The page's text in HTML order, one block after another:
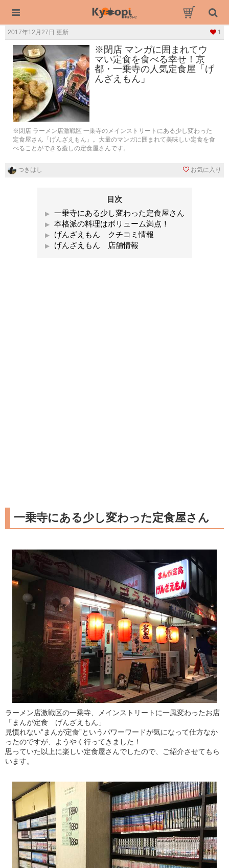
2017年12月27日 更新 1
※閉店 マンガに囲まれてウ
マい定食を食べる幸せ！京
都・一乗寺の人気定食屋「げ
んざえもん」
※閉店 ラーメン店激戦区 一乗寺のメインストリートにある少し変わった
定食屋さん「げんざえもん」。大量のマンガに囲まれて美味しい定食を食
べることができる癒しの定食屋さんです。
つきはし お気に入り
目次
一乗寺にある少し変わった定食屋さん
本格派の料理はボリューム満点！
げんざえもん クチコミ情報
げんざえもん 店舗情報
一乗寺にある少し変わった定食屋さん
ラーメン店激戦区の一乗寺、メインストリートに一風変わったお店
「まんが定食 げんざえもん」
見慣れない”まんが定食”というパワーワードが気になって仕方なか
ったのですが、ようやく行ってきました！
思っていた以上に楽しい定食屋さんでしたので、ご紹介させてもら
います。